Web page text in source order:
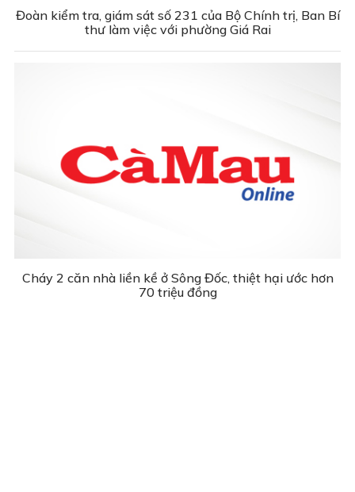
Đoàn kiểm tra, giám sát số 231 của Bộ Chính trị, Ban Bí
thư làm việc với phường Giá Rai
Cháy 2 căn nhà liền kề ở Sông Đốc, thiệt hại ước hơn
70 triệu đồng